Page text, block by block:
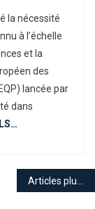
UNESCO
Des
Qualifications
Pour
Les
Vulnérables.
la nécessité
à l’échelle
et la
des
lancée par
dans